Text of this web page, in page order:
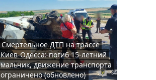
Смертельное ДТП на трассе
Киев-Одесса: погиб 15-летний
мальчик, движение транспорта
ограничено (обновлено)